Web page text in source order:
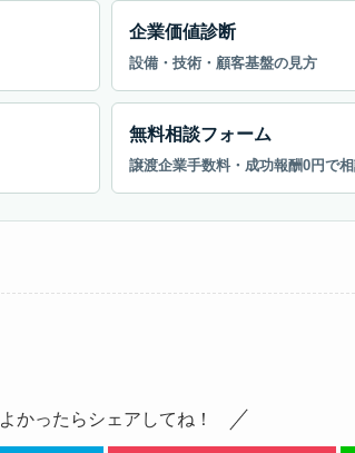
企業価値診断
設備・技術・顧客基盤の見方
無料相談フォーム
譲渡企業手数料・成功報酬0円で
よかったらシェアしてね！